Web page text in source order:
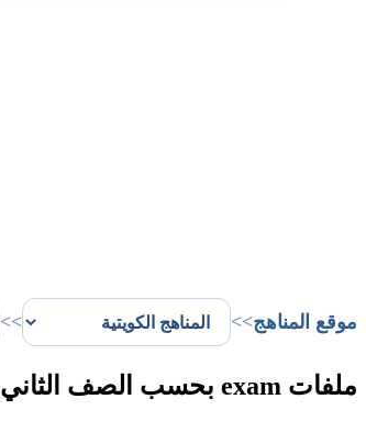
موقع المناهج>>
>>
ملفات exam بحسب الصف الثاني عشر العلمي الفصل الثاني في الكويت